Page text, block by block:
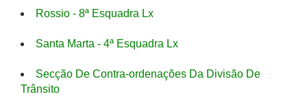
Rossio - 8ª Esquadra Lx
Santa Marta - 4ª Esquadra Lx
Secção De Contra-ordenações Da Divisão De
Trânsito